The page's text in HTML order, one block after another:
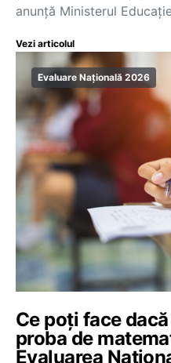
anunță Ministerul
Vezi articolul
Evaluare Națională 2026
Ce poți face
proba de
Evaluarea